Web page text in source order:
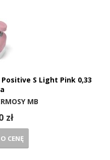
S Light Pink 0,33
MB
zł
CENĘ